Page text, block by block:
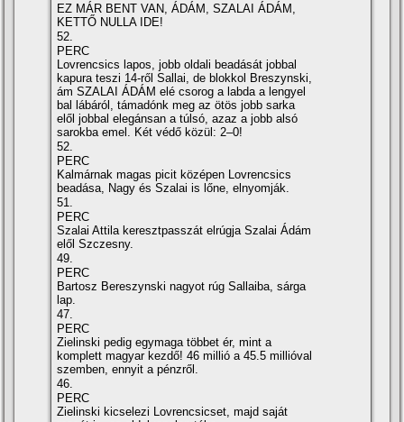
EZ MÁR BENT VAN, ÁDÁM, SZALAI ÁDÁM,
KETTŐ NULLA IDE!
52.
PERC
Lovrencsics lapos, jobb oldali beadását jobbal
kapura teszi 14-ről Sallai, de blokkol Breszynski,
ám SZALAI ÁDÁM elé csorog a labda a lengyel
bal lábáról, támadónk meg az ötös jobb sarka
elől jobbal elegánsan a túlsó, azaz a jobb alsó
sarokba emel. Két védő közül: 2–0!
52.
PERC
Kalmárnak magas picit középen Lovrencsics
beadása, Nagy és Szalai is lőne, elnyomják.
51.
PERC
Szalai Attila keresztpasszát elrúgja Szalai Ádám
elől Szczesny.
49.
PERC
Bartosz Bereszynski nagyot rúg Sallaiba, sárga
lap.
47.
PERC
Zielinski pedig egymaga többet ér, mint a
komplett magyar kezdő! 46 millió a 45.5 millióval
szemben, ennyit a pénzről.
46.
PERC
Zielinski kicselezi Lovrencsicset, majd saját